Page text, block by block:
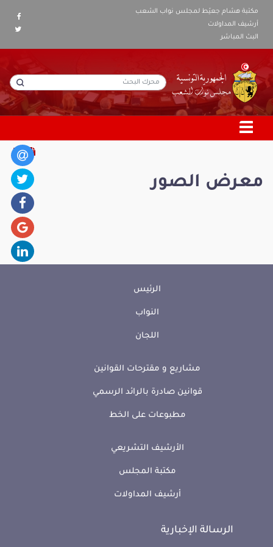
مكتبة هشام جعيّط لمجلس نواب الشعب
أرشيف المداولات
البث المباشر
معرض الصور
الرئيس
النواب
اللجان
مشاريع و مقترحات القوانين
قوانين صادرة بالرائد الرسمي
مطبوعات على الخط
الأرشيف التشريعي
مكتبة المجلس
أرشيف المداولات
الرسالة الإخبارية